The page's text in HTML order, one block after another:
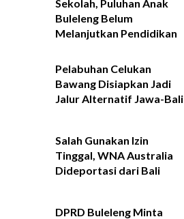
Sekolah, Puluhan Anak
Buleleng Belum
Melanjutkan Pendidikan
Pelabuhan Celukan
Bawang Disiapkan Jadi
Jalur Alternatif Jawa-Bali
Salah Gunakan Izin
Tinggal, WNA Australia
Dideportasi dari Bali
DPRD Buleleng Minta